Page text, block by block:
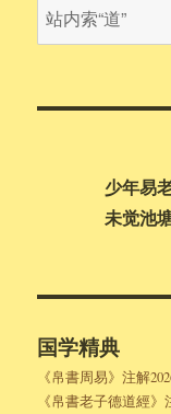
内
少年易
未觉池
国学精典
《帛書周易》注解
《帛書老子德道經》